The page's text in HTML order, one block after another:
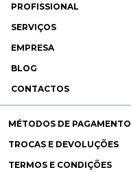
PROFISSIONAL
SERVIÇOS
EMPRESA
BLOG
CONTACTOS
MÉTODOS DE PAGAMENTO
TROCAS E DEVOLUÇÕES
TERMOS E CONDIÇÕES